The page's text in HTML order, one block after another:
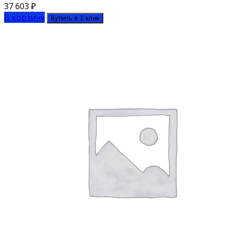
37 603 ₽
В корзину
Купить в 1 клик